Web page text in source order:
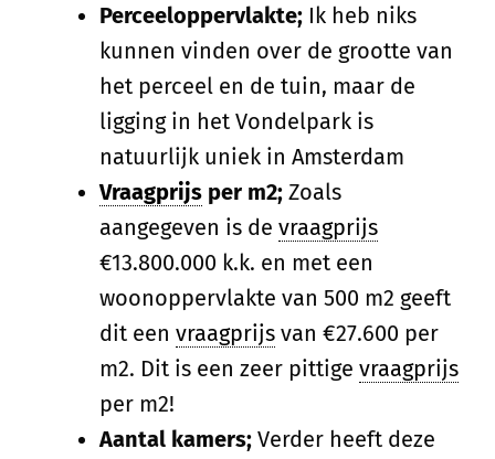
Perceeloppervlakte; Ik heb niks
kunnen vinden over de grootte van
het perceel en de tuin, maar de
ligging in het Vondelpark is
natuurlijk uniek in Amsterdam
Vraagprijs per m2; Zoals
aangegeven is de vraagprijs
€13.800.000 k.k. en met een
woonoppervlakte van 500 m2 geeft
dit een vraagprijs van €27.600 per
m2. Dit is een zeer pittige vraagprijs
per m2!
Aantal kamers; Verder heeft deze